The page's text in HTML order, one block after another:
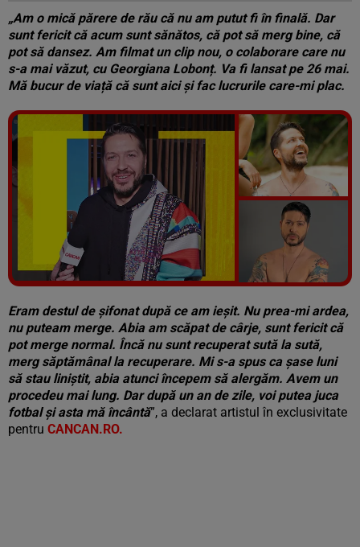
„Am o mică părere de rău că nu am putut fi în finală. Dar
sunt fericit că acum sunt sănătos, că pot să merg bine, că
pot să dansez. Am filmat un clip nou, o colaborare care nu
s-a mai văzut, cu Georgiana Lobonț. Va fi lansat pe 26 mai.
Mă bucur de viață că sunt aici și fac lucrurile care-mi plac.
Vezi galeria foto
7 poze
Eram destul de șifonat după ce am ieșit. Nu prea-mi ardea,
nu puteam merge. Abia am scăpat de cârje, sunt fericit că
pot merge normal. Încă nu sunt recuperat sută la sută,
merg săptămânal la recuperare. Mi s-a spus ca șase luni
să stau liniștit, abia atunci începem să alergăm. Avem un
procedeu mai lung. Dar după un an de zile, voi putea juca
fotbal și asta mă încântă”, a declarat artistul în exclusivitate
pentru CANCAN.RO.